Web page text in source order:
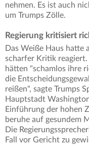
nehmen. Es ist auch
um Trumps Zölle.
Regierung kritisiert
Das Weiße Haus hatte
scharfer Kritik reagiert.
hätten "schamlos ihre
die
reißen", sagte Trumps
Hauptstadt
Einführung der hohen
beruhe auf gesundem
Die
Fall vor Gericht zu